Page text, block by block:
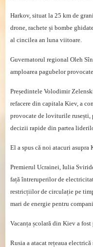
Harkov, situat la 25 km de
drone, rachete și bombe
al cincilea an luna viitoare.
Guvernatorul regional Oleh
amploarea pagubelor
Președintele Volodimir
refacere din capitala Kiev, a
provocate de loviturile rusești,
decizii rapide din partea
El a spus că noi atacuri asupra
Premierul Ucrainei, Iulia
față întreruperilor de
restricțiilor de circulație pe
mari de energie pentru
Vacanța școlară din Kiev a
Rusia a atacat rețeaua